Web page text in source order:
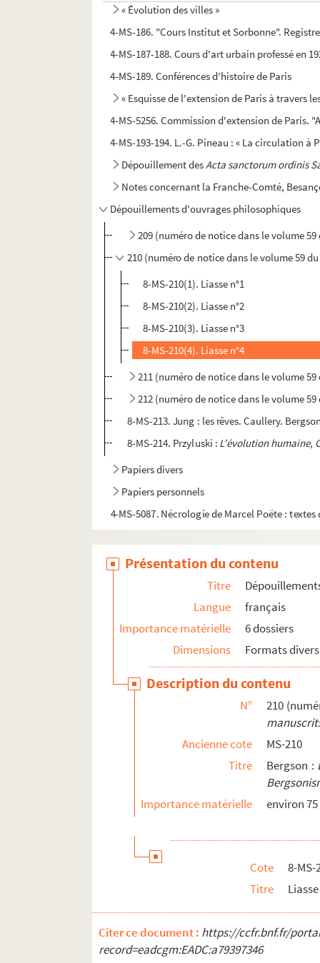
« Évolution des villes »
4-MS-186. "Cours Institut et Sorbonne".
4-MS-187-188. Cours d'art urbain professé en
4-MS-189. Conférences d'histoire de Paris
« Esquisse de l'extension de Paris à travers
4-MS-5256. Commission d'extension de Paris.
4-MS-193-194. L.-G. Pineau : « La circulation
Dépouillement desActa sanctorum ordinis
Notes concernant la Franche-Comté,
Dépouillements d'ouvrages philosophiques
209 (numéro de notice dans le volume
210 (numéro de notice dans le volume 59
8-MS-210(1). Liasse n°1
8-MS-210(2). Liasse n°2
8-MS-210(3). Liasse n°3
8-MS-210(4). Liasse n°4
211 (numéro de notice dans le volume
212 (numéro de notice dans le volume
8-MS-213. Jung : les rêves. Caullery.
8-MS-214. Przyluski : L'évolution humaine,
Papiers divers
Papiers personnels
4-MS-5087. Nécrologie de Marcel Poëte :
Présentation du contenu
Titre
Langue
français
Importance matérielle
6 dossiers
Dimensions
Formats divers
Description du contenu
N°
210
Ancienne cote
MS-210
Titre
Bergson :
Importance matérielle
environ
Cote
8-MS-
Titre
Citer ce document : https://ccfr.bnf.fr/
record=eadcgm:EADC:a79397346